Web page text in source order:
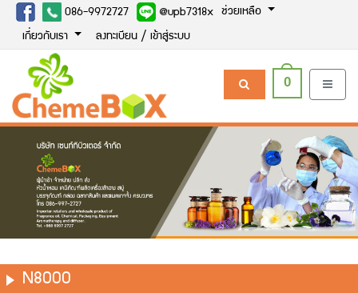
086-9972727 @upb7318x ช่วยเหลือ
เกี่ยวกับเรา ลงทะเบียน / เข้าสู่ระบบ
0
N8000